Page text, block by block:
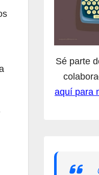
Sé parte
aquí para